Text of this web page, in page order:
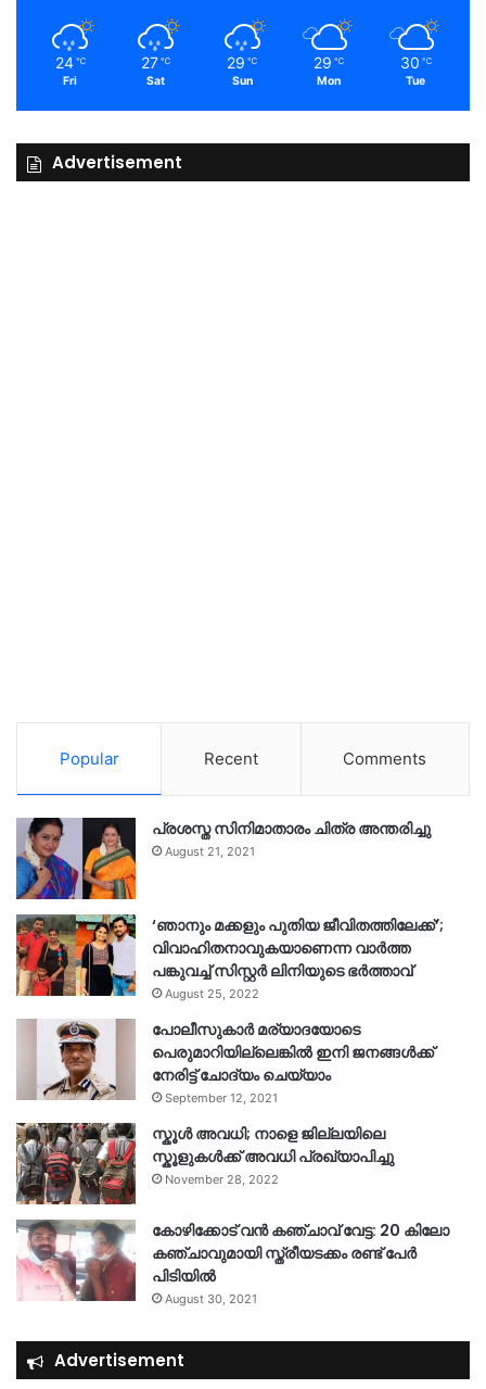
24 ℃
Fri
27 ℃
Sat
29 ℃
Sun
29 ℃
Mon
30 ℃
Tue
Advertisement
Popular Recent Comments
പ്രശസ്ത സിനിമാതാരം ചിത്ര അന്തരിച്ചു
August 21, 2021
‘ഞാനും മക്കളും പുതിയ ജീവിതത്തിലേക്ക്’;
വിവാഹിതനാവുകയാണെന്ന വാർത്ത
പങ്കുവച്ച് സിസ്റ്റർ ലിനിയുടെ ഭർത്താവ്
August 25, 2022
പോലീസുകാര്‍ മര്യാദയോടെ
പെരുമാറിയില്ലെങ്കില്‍ ഇനി ജനങ്ങള്‍ക്ക്
നേരിട്ട് ചോദ്യം ചെയ്യാം
September 12, 2021
സ്കൂൾ അവധി; നാളെ ജില്ലയിലെ
സ്കൂളുകൾക്ക് അവധി പ്രഖ്യാപിച്ചു
November 28, 2022
കോഴിക്കോട് വൻ കഞ്ചാവ് വേട്ട: 20 കിലോ
കഞ്ചാവുമായി സ്ത്രീയടക്കം രണ്ട് പേർ
പിടിയിൽ
August 30, 2021
Advertisement